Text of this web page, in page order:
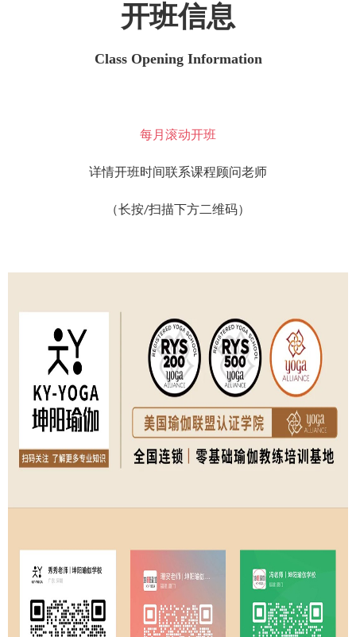
开班信息
Class Opening Information
每月滚动开班
详情开班时间联系课程顾问老师
（长按/扫描下方二维码）